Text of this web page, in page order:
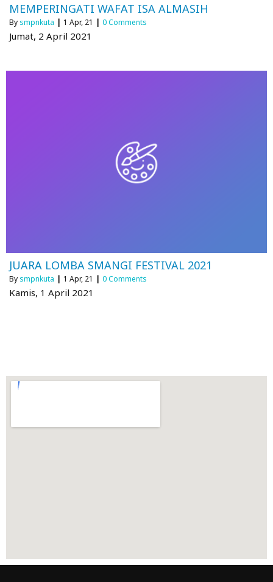
MEMPERINGATI WAFAT ISA ALMASIH
By smpnkuta | 1 Apr, 21 | 0 Comments
Jumat, 2 April 2021
JUARA LOMBA SMANGI FESTIVAL 2021
By smpnkuta | 1 Apr, 21 | 0 Comments
Kamis, 1 April 2021